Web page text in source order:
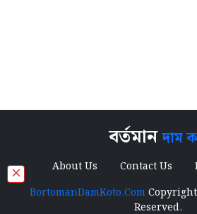
×
বর্তমানদাম
About Us Contact Us
BortomanDamKoto.Com
Reserved.